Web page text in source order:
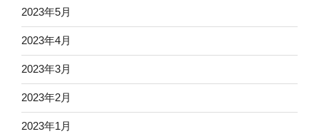
2023年5月
2023年4月
2023年3月
2023年2月
2023年1月